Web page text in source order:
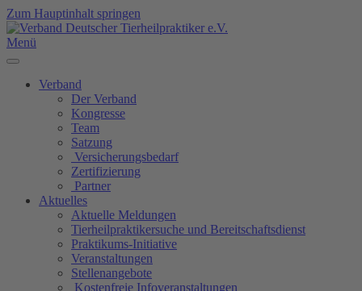
Zum Hauptinhalt springen
Menü
Verband
Der Verband
Kongresse
Team
Satzung
Versicherungsbedarf
Zertifizierung
Partner
Aktuelles
Aktuelle Meldungen
Tierheilpraktikersuche und Bereitschaftsdienst
Praktikums-Initiative
Veranstaltungen
Stellenangebote
Kostenfreie Infoveranstaltungen